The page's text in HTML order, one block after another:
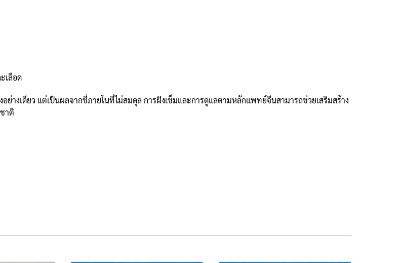
เลือด
างเดียว แต่เป็นผลจากชี่ภายในที่ไม่สมดุล การฝังเข็มและการดูแลตามหลักแพทย์จีนสามารถช่วยเสริมสร้าง
าติ